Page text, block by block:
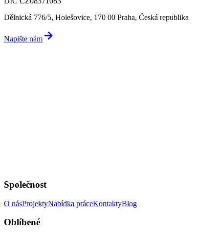
Dělnická 776/5, Holešovice, 170 00 Praha, Česká republika
Napište nám
Společnost
O násProjektyNabídka práceKontaktyBlog
Oblíbené